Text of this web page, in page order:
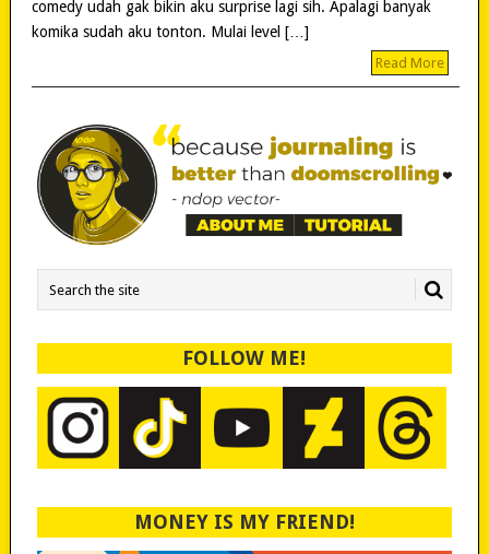
comedy udah gak bikin aku surprise lagi sih. Apalagi banyak
komika sudah aku tonton. Mulai level […]
Read More
FOLLOW ME!
MONEY IS MY FRIEND!